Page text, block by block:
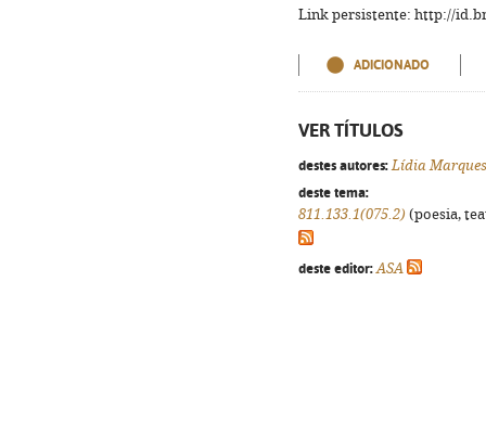
Link persistente: http://
ADICIONADO
VER TÍTULOS
destes autores: Lídia Marques
deste tema:
811.133.1(075.2) (poesia,
deste editor: ASA